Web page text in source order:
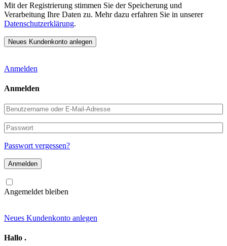
Mit der Registrierung stimmen Sie der Speicherung und
Verarbeitung Ihre Daten zu. Mehr dazu erfahren Sie in unserer
Datenschutzerklärung.
Anmelden
Anmelden
Benutzername
oder
E-
Mail-
Adresse
Passwort
Passwort vergessen?
Angemeldet bleiben
Neues Kundenkonto anlegen
Hallo .